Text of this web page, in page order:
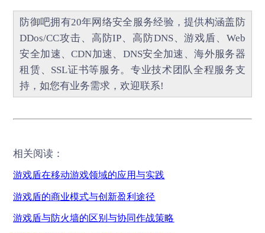
防御吧拥有20年网络安全服务经验，提供构涵盖 防
DDos/CC攻击、 高防IP、高防DNS、游戏盾、 Web
安全加速、CDN加速、 DNS安全加速 、海外服务器
租赁、 SSL证书等服务。专业技术团队全程服务支
持，如您有业务需求，欢迎联系!
相关阅读：
游戏盾在移动游戏领域的应用与实践
游戏盾的商业模式与创新盈利途径
游戏盾与防火墙的区别与协同作战策略